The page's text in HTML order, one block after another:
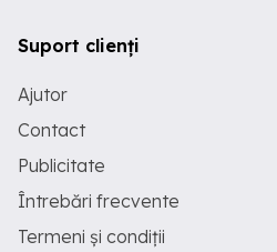
Suport clienți
Ajutor
Contact
Publicitate
Întrebări frecvente
Termeni și condiții